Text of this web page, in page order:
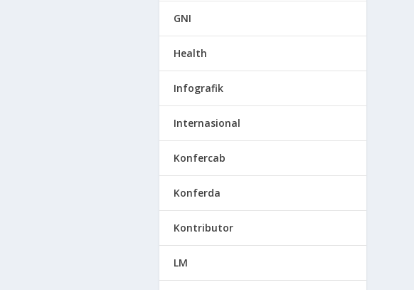
GNI
Health
Infografik
Internasional
Konfercab
Konferda
Kontributor
LM